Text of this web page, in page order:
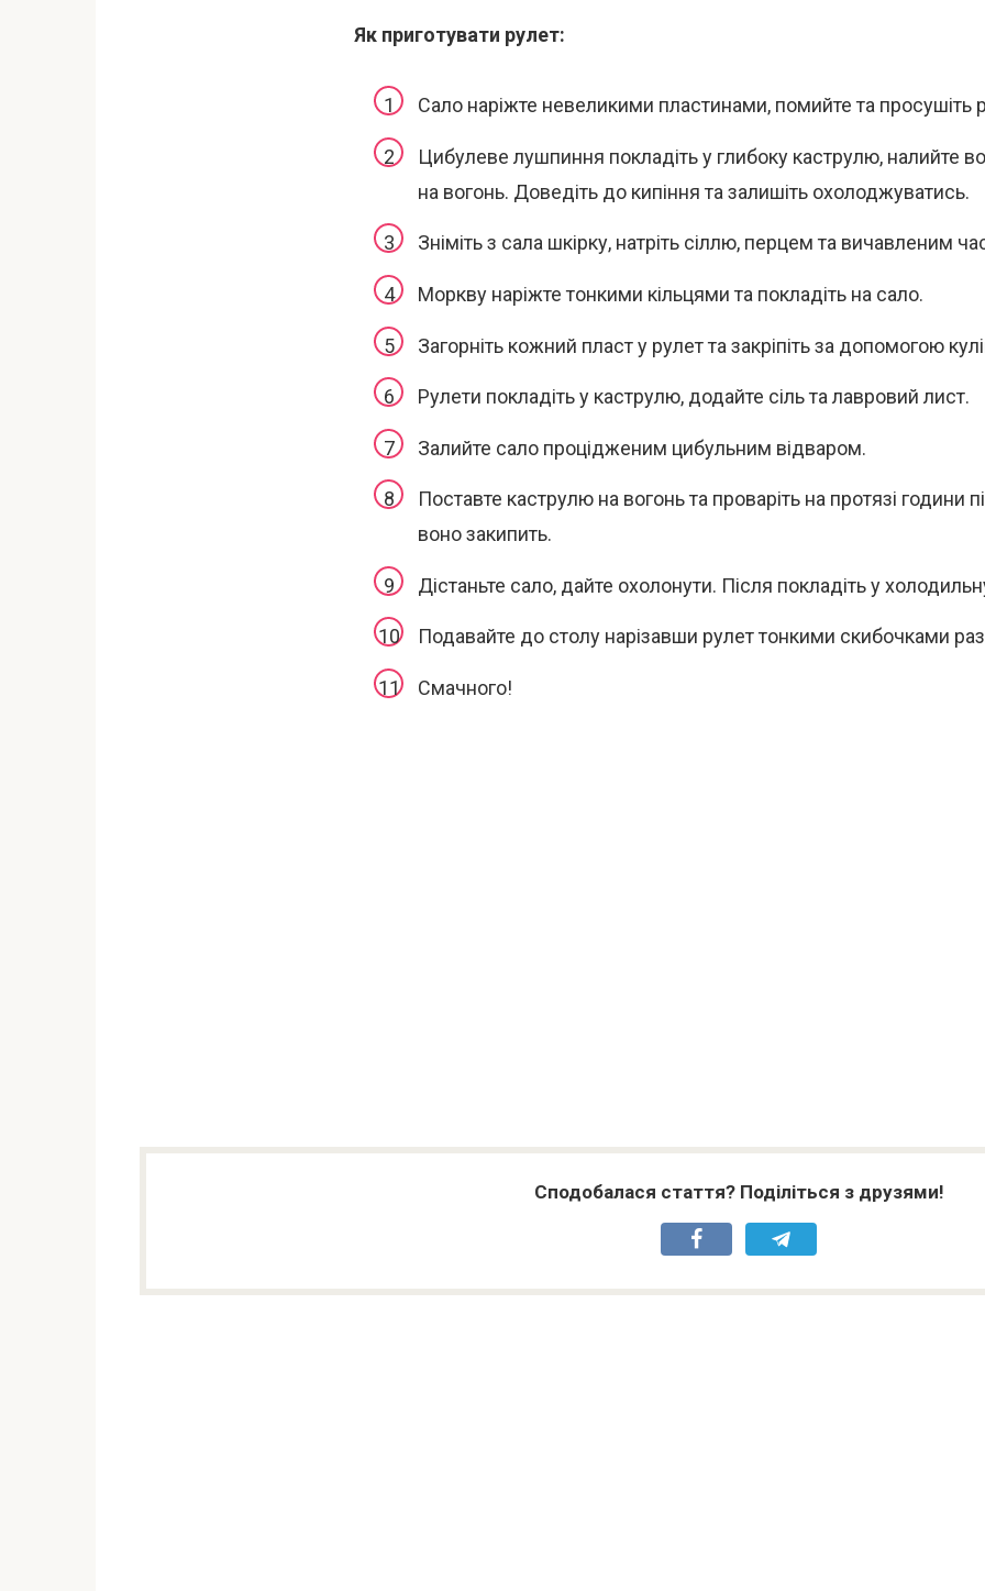
Як приготувати рулет:
Сало наріжте невеликими пластинами, помийте та просушіть
Цибулеве лушпиння покладіть у глибоку каструлю, налийте
на вогонь. Доведіть до кипіння та залишіть охолоджуватись.
Зніміть з сала шкірку, натріть сіллю, перцем та вичавленим
Моркву наріжте тонкими кільцями та покладіть на сало.
Загорніть кожний пласт у рулет та закріпіть за допомогою
Рулети покладіть у каструлю, додайте сіль та лавровий лист.
Залийте сало процідженим цибульним відваром.
Поставте каструлю на вогонь та проваріть на протязі години
воно закипить.
Дістаньте сало, дайте охолонути. Після покладіть у
Подавайте до столу нарізавши рулет тонкими скибочками
Смачного!
Сподобалася стаття? Поділіться з друзями!